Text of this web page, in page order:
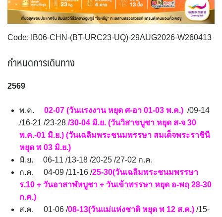
9
เบลเยี่ยม เนเธอร์แลนด์ ลักเซม
ร์ก (BENELUX) 1
บัลแกเรีย โรมาเนีย 2
จอร์เจีย อาร์เมเนีย 1
Code: IB06-CHN-(BT-URC23-UQ)-29AUG2026-W260413
กำหนดการเดินทาง
2569
พ.ค. 02-07 (วันแรงงาน หยุด ศ-อา 01-03 พ.ค.) /09-14
/16-21 /23-28 /30-04 มิ.ย. (วันวิสาขบูชา หยุด ส-จ 30
พ.ค.-01 มิ.ย.) (วันเฉลิมพระชนมพรรษา สมเด็จพระราชินี
หยุด พ 03 มิ.ย.)
มิ.ย. 06-11 /13-18 /20-25 /27-02 ก.ค.
ก.ค. 04-09 /11-16 /25-30(วันเฉลิมพระชนมพรรษา
ร.10 + วันอาสาฬหบูชา + วันเข้าพรรษา หยุด อ-พฤ 28-30
ก.ค.)
ส.ค. 01-06 /08-13(วันแม่แห่งชาติ หยุด พ 12 ส.ค.) /15-